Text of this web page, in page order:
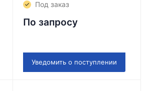
Под заказ
По запросу
Уведомить о поступлении